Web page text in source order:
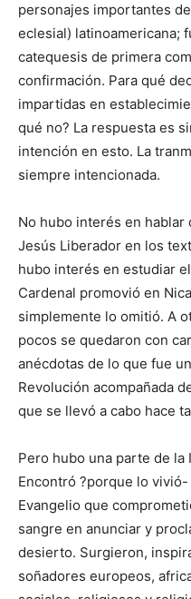
personajes importantes
eclesial) latinoamericana;
catequesis de primera
confirmación. Para qué
impartidas en
qué no? La respuesta es
intención en esto. La
siempre intencionada.
No hubo interés en hablar
Jesús Liberador en los
hubo interés en estudiar
Cardenal promovió en
simplemente lo omitió. A
pocos se quedaron con
anécdotas de lo que fue
Revolución acompañada
que se llevó a cabo hace
Pero hubo una parte de la
Encontró ?porque lo
Evangelio que
sangre en anunciar y
desierto. Surgieron,
soñadores europeos,